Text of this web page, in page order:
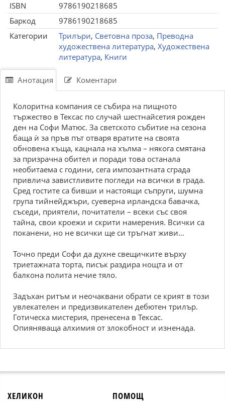
ISBN
9786190218685
Баркод
9786190218685
Категории
Трилъри, Световна проза, Преводна
художествена литература, Художествена
литература, Книги
Анотация Коментари
Колоритна компания се събира на пищното
тържество в Тексас по случай шестнайсетия рожден
ден на Софи Матюс. За светското събитие на сезона
баща ѝ за пръв път отваря вратите на своята
обновена къща, кацнала на хълма – някога смятана
за призрачна обител и поради това останала
необитаема с години, сега импозантната сграда
привлича завистливите погледи на всички в града.
Сред гостите са бивши и настоящи съпруги, шумна
група тийнейджъри, суеверна ирландска бавачка,
съседи, приятели, почитатели – всеки със своя
тайна, свои кроежи и скрити намерения. Всички са
поканени, но не всички ще си тръгнат живи...
Точно преди Софи да духне свещичките върху
триетажната торта, писък раздира нощта и от
балкона полита нечие тяло.
Задъхан ритъм и неочаквани обрати се крият в този
увлекателен и предизвикателен дебютен трилър.
Готическа мистерия, пренесена в Тексас.
Опияняваща алхимия от злокобност и изненада.
ХЕЛИКОН ПОМОЩ